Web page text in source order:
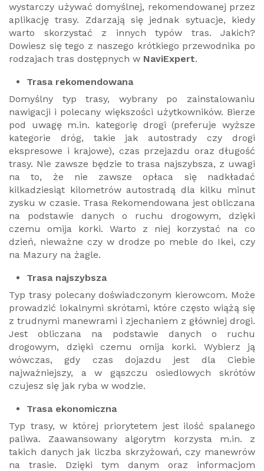
wystarczy używać domyślnej, rekomendowanej przez
aplikację trasy. Zdarzają się jednak sytuacje, kiedy
warto skorzystać z innych typów tras. Jakich?
Dowiesz się tego z naszego krótkiego przewodnika po
rodzajach tras dostępnych w NaviExpert.
Trasa rekomendowana
Domyślny typ trasy, wybrany po zainstalowaniu
nawigacji i polecany większości użytkowników. Bierze
pod uwagę m.in. kategorię drogi (preferuje wyższe
kategorie dróg, takie jak autostrady czy drogi
ekspresowe i krajowe), czas przejazdu oraz długość
trasy. Nie zawsze będzie to trasa najszybsza, z uwagi
na to, że nie zawsze opłaca się nadkładać
kilkadziesiąt kilometrów autostradą dla kilku minut
zysku w czasie. Trasa Rekomendowana jest obliczana
na podstawie danych o ruchu drogowym, dzięki
czemu omija korki. Warto z niej korzystać na co
dzień, nieważne czy w drodze po meble do Ikei, czy
na Mazury na żagle.
Trasa najszybsza
Typ trasy polecany doświadczonym kierowcom. Może
prowadzić lokalnymi skrótami, które często wiążą się
z trudnymi manewrami i zjechaniem z główniej drogi.
Jest obliczana na podstawie danych o ruchu
drogowym, dzięki czemu omija korki. Wybierz ją
wówczas, gdy czas dojazdu jest dla Ciebie
najważniejszy, a w gąszczu osiedlowych skrótów
czujesz się jak ryba w wodzie.
Trasa ekonomiczna
Typ trasy, w której priorytetem jest ilość spalanego
paliwa. Zaawansowany algorytm korzysta m.in. z
takich danych jak liczba skrzyżowań, czy manewrów
na trasie. Dzięki tym danym oraz informacjom